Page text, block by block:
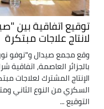
توقيع اتفاقية بين
لانتاج علاجات مبتكرة
وقع مجمع صيدال و"نوفو
بالجزائر العاصمة، اتفاقية
الإنتاج المشترك لعلاجات
السكري من النوع الثاني
التوقيع ...